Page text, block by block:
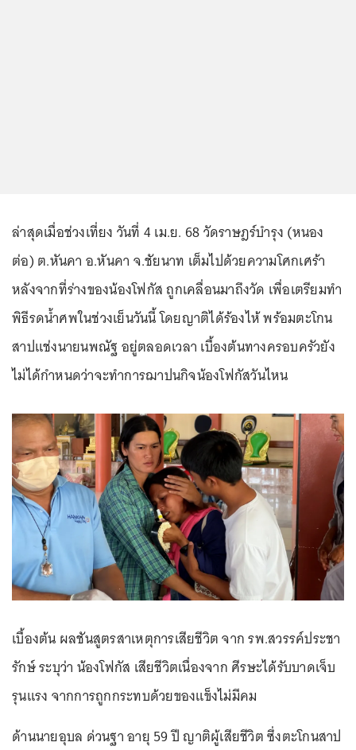
ล่าสุดเมื่อช่วงเที่ยง วันที่ 4 เม.ย. 68 วัดราษฎร์บำรุง (หนอง
ต่อ) ต.หันคา อ.หันคา จ.ชัยนาท เต็มไปด้วยความโศกเศร้า
หลังจากที่ร่างของน้องโฟกัส ถูกเคลื่อนมาถึงวัด เพื่อเตรียมทำ
พิธีรดน้ำศพในช่วงเย็นวันนี้ โดยญาติได้ร้องไห้ พร้อมตะโกน
สาปแช่งนายนพณัฐ อยู่ตลอดเวลา เบื้องต้นทางครอบครัวยัง
ไม่ได้กำหนดว่าจะทำการฌาปนกิจน้องโฟกัสวันไหน
เบื้องต้น ผลชันสูตรสาเหตุการเสียชีวิต จาก รพ.สวรรค์ประชา
รักษ์ ระบุว่า น้องโฟกัส เสียชีวิตเนื่องจาก ศีรษะได้รับบาดเจ็บ
รุนแรง จากการถูกกระทบด้วยของแข็งไม่มีคม
ด้านนายอุบล ด่วนฐา อายุ 59 ปี ญาติผู้เสียชีวิต ซึ่งตะโกนสาป